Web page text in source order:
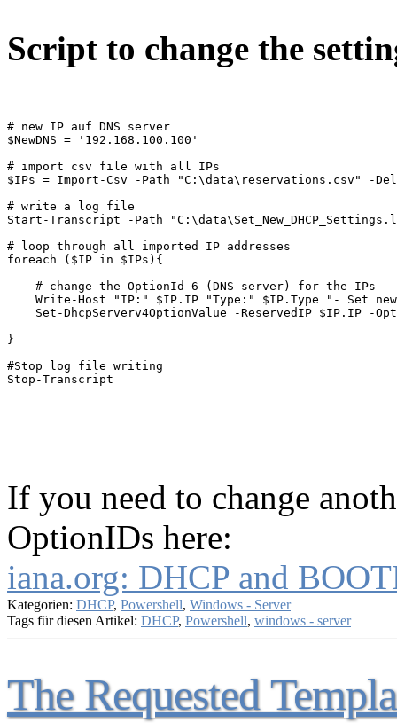
Script to change the
# new IP auf DNS server
$NewDNS = '192.168.100.100'
# import csv file with all IPs
$IPs = Import-Csv -Path "C:\data\reservations.csv" -
# write a log file
Start-Transcript -Path
# loop through all imported IP addresses
foreach ($IP in $IPs){
    # change the OptionId 6 (DNS server) for the IPs
Write-Host "IP:" $IP.IP "Type:" $IP.Type "- Set
Set-DhcpServerv4OptionValue -ReservedIP $IP.IP -
}
#Stop log file writing
Stop-Transcript
If you need to change
OptionIDs here:
iana.org: DHCP and
Kategorien: DHCP, Powershell, Windows - Server
Tags für diesen Artikel: DHCP, Powershell, windows - server
The Requested